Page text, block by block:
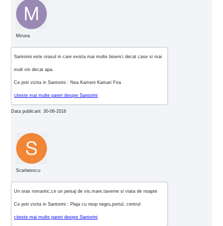
Miruna
Santorini este orasul in care exista mai multe biserici decat case si mai
mult vin decat apa.
Ce poti vizita in Santorini : Nea Kameni Kamari Fira
citeste mai multe pareri despre Santorini
Data publicarii: 30-06-2016
Scarlatescu
Un oras romantic,ce un peisaj de vis,mare,taverne si viata de noapte
Ce poti vizita in Santorini : Plaja cu nisip negru,portul, centrul
citeste mai multe pareri despre Santorini